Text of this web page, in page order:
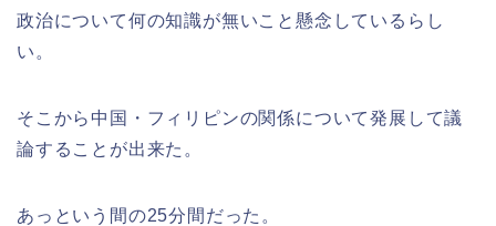
政治について何の知識が無いこと懸念しているらし
い。
そこから中国・フィリピンの関係について発展して議
論することが出来た。
あっという間の25分間だった。